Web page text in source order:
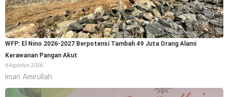
WFP: El Nino 2026-2027 Berpotensi Tambah 49 Juta Orang Alami
Kerawanan Pangan Akut
6 Agustus 2026
Iman Amirullah